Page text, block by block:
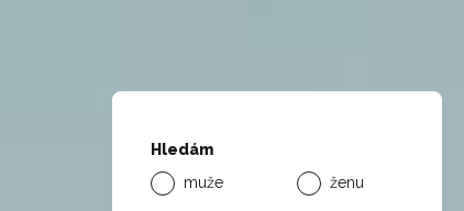
Hledám
muže
ženu